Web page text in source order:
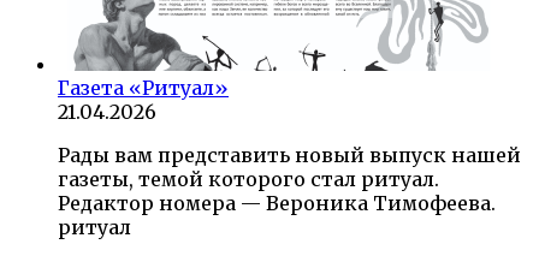
Газета «Ритуал»
21.04.2026
Рады вам представить новый выпуск нашей
газеты, темой которого стал ритуал.
Редактор номера — Вероника Тимофеева.
ритуал